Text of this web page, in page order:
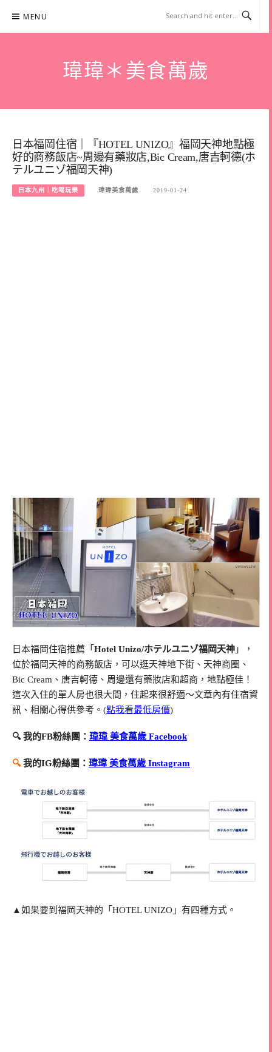
content
MENU
瑋瑋＊美食萬歲
日本福岡住宿｜『HOTEL UNIZO』福岡天神地點極
好的商務飯店~周邊有藥妝店,Bic Cream,唐吉軻德(ホ
テルユニゾ福岡天神)
日本九州｜吃喝玩樂 瑋瑋美食萬歲 2019-01-24
日本福岡住宿推薦「 Hotel Unizo/ホテルユニゾ福岡天神 」，
位於福岡天神的商務飯店，可以逛天神地下街、天神商圈、
Bic Cream、唐吉軻德、周邊還有藥妝店和超商，地點極佳！
這次入住的單人房也很大間，住起來很舒適～文章內有住宿資
訊、相關心得供參考。(點我看最低房價)
🔍 我的FB粉絲團： 瑋瑋 美食萬歲 Facebook
🔍我的IG粉絲團： 瑋瑋 美食萬歲 Instagram
▲如果要到福岡天神的「HOTEL UNIZO」有四種方式。